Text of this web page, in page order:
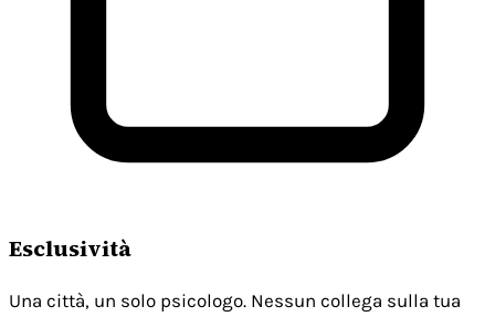
Esclusività
Una città, un solo psicologo. Nessun collega sulla tua